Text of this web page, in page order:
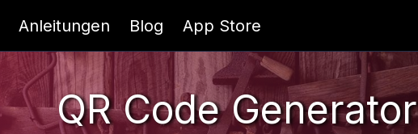
Anleitungen Blog App Store
QR Code Generator